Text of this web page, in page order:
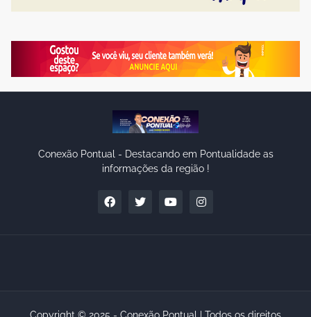
Conexão Pontual - Destacando em Pontualidade as
informações da região !